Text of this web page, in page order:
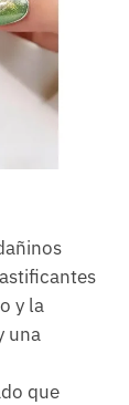
y la
una
que